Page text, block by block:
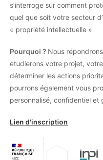
s’interroge sur comment
quel que soit votre secteur
« propriété intellectuelle »
Pourquoi ? Nous
étudierons votre projet,
déterminer les actions
pourrons également vous
personnalisé, confidentiel et
Lien d'inscription